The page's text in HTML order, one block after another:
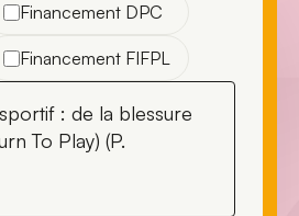
Financement DPC
Financement FIFPL
sportif : de la blessure
To Play) (P.